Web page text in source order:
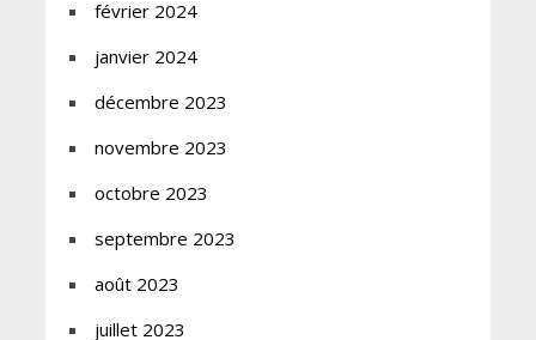
février 2024
janvier 2024
décembre 2023
novembre 2023
octobre 2023
septembre 2023
août 2023
juillet 2023